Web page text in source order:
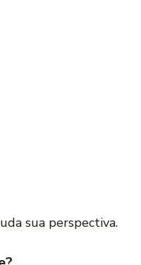
sua perspectiva.